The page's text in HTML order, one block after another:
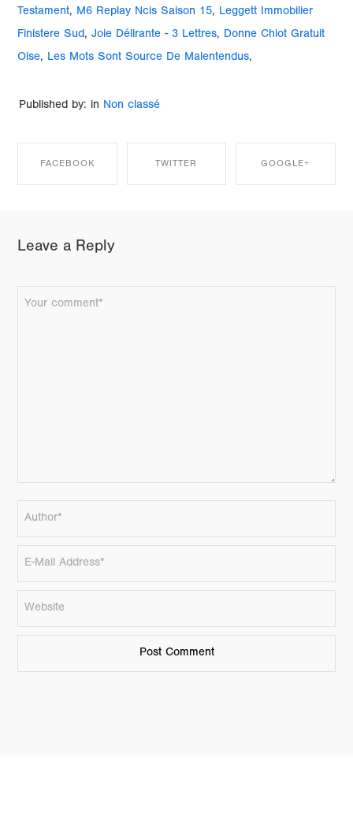
Testament, M6 Replay Ncis Saison 15, Leggett Immobilier
Finistere Sud,Joie Délirante - 3 Lettres, Donne Chiot Gratuit
Oise, Les Mots Sont Source De Malentendus,
Published by: in Non classé
FACEBOOK
FACEBOOK
TWITTER GOOGLE+
Leave a Reply